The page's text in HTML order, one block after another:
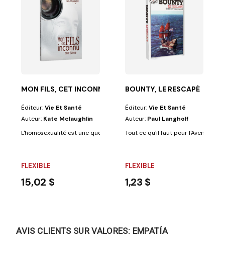
laisser de...
: un navire de sa Majesté le roi d'Angleterre à...
MON FILS, CET INCONNU QUE J'AIME
Éditeur:Vie Et Santé
Auteur: Kate Mclaughlin
L'homosexualité est une question que certains trouvent plus facile de
FLEXIBLE
15,02 $
BOUNTY, LE RESCAPÉ
Éditeur:Vie Et Santé
Auteur: Paul Langholf
Tout ce qu'il faut pour l'Aventure :
FLEXIBLE
1,23 $
AVIS CLIENTS SUR VALORES: EMPATÍA